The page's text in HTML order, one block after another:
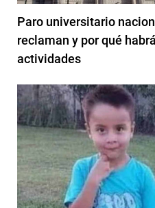
Paro universitario
reclaman y por qué
actividades